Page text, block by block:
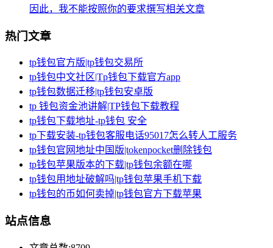
因此，我不能按照你的要求撰写相关文章
热门文章
tp钱包官方版|tp钱包交易所
tp钱包中文社区|Tp钱包下载官方app
tp钱包数据迁移|tp钱包安卓版
tp 钱包资金池讲解|TP钱包下载教程
tp钱包下载地址-tp钱包 安全
tp下载安装-tp钱包客服电话95017怎么转人工服务
tp钱包官网地址中国版|tokenpocket删除钱包
tp钱包苹果版本的下载|tp钱包余额在哪
tp钱包用地址破解吗|tp钱包苹果手机下载
tp钱包的币如何卖掉|tp钱包官方下载苹果
站点信息